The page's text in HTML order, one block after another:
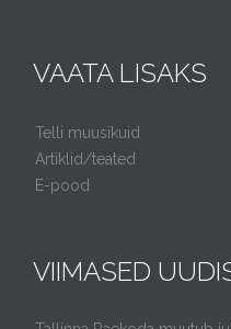
VAATA LISAKS
Telli muusikuid
Artiklid/teated
E-pood
VIIMASED